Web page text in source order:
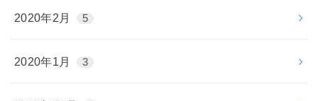
2020年2月 5
2020年1月 3